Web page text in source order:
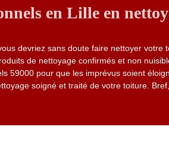
en Lille en
devriez sans doute faire nettoyer
de nettoyage confirmés et non
59000 pour que les imprévus soient
soigné et traité de votre toiture.